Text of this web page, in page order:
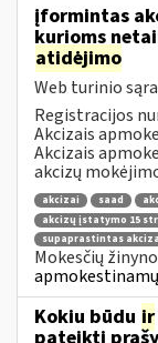
įformintas
kurioms
atidėjimo
Web turinio
Registracijos
Akcizais
Akcizais
akcizų
akcizai saad
akcizų įstatymo 15 str
supaprastintas
Mokesčių
Kokiu būdu ir
pateikti